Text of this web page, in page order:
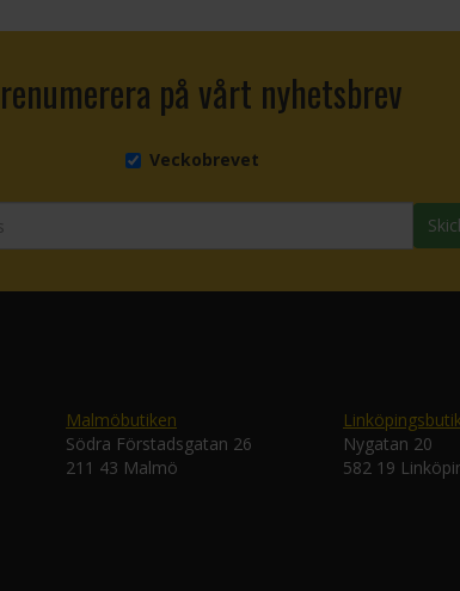
på vårt nyhetsbrev
Veckobrevet
Malmöbutiken
Södra Förstadsgatan 26
211 43 Malmö
Nygatan 20
582 19